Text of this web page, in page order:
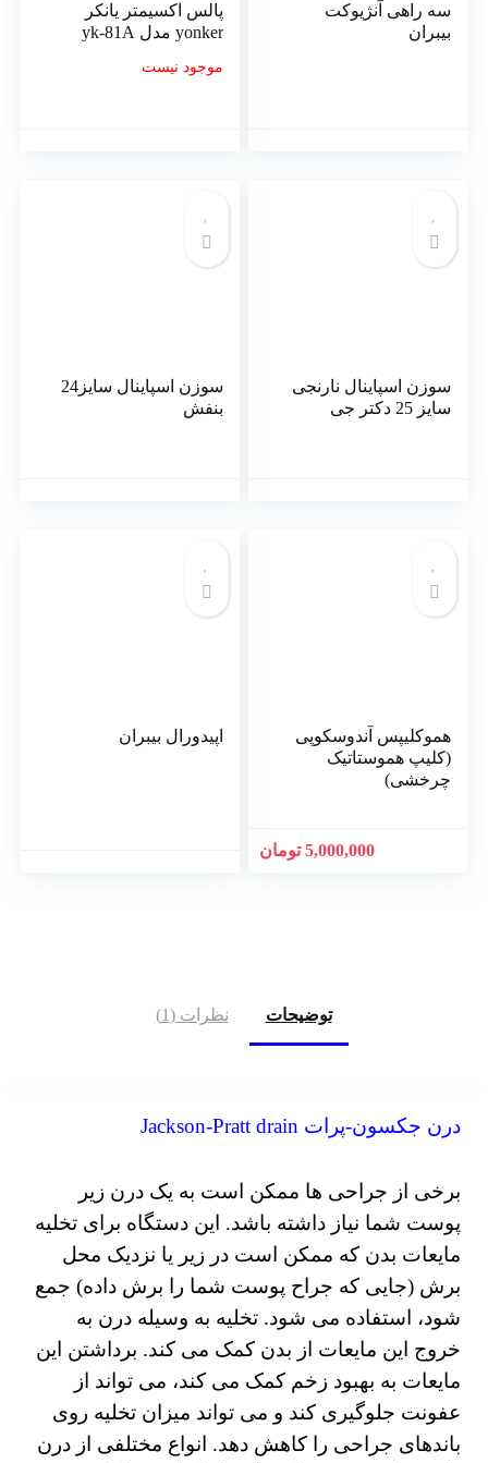
سه راهی آنژیوکت
بیبران
پالس اکسیمتر یانکر
yonker مدل yk-81A
موجود نیست
سوزن اسپاینال نارنجی
سایز 25 دکتر جی
سوزن اسپاینال سایز24
بنفش
هموکلیپس آندوسکوپی
(کلیپ هموستاتیک
چرخشی)
5,000,000 تومان
اپیدورال بیبران
توضیحات نظرات (1)
درن جکسون-پرات Jackson-Pratt drain
برخی از جراحی ها ممکن است به یک درن زیر
پوست شما نیاز داشته باشد. این دستگاه برای تخلیه
مایعات بدن که ممکن است در زیر یا نزدیک محل
برش (جایی که جراح پوست شما را برش داده) جمع
شود، استفاده می شود. تخلیه به وسیله درن به
خروج این مایعات از بدن کمک می کند. برداشتن این
مایعات به بهبود زخم کمک می کند، می تواند از
عفونت جلوگیری کند و می تواند میزان تخلیه روی
باندهای جراحی را کاهش دهد. انواع مختلفی از درن